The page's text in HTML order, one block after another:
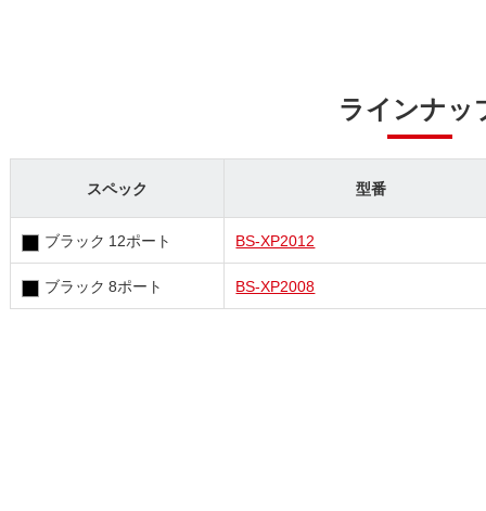
ラインナッ
スペック 型番
ブラック 12ポート BS-XP2012
ブラック 8ポート BS-XP2008